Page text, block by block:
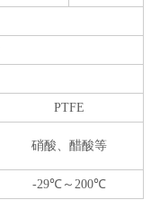
PTFE
硝酸、醋酸等
-29℃～200℃